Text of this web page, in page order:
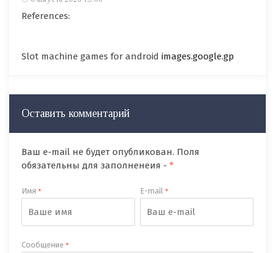
References:
Slot machine games for android images.google.gp
Оставить комментарий
Ваш e-mail не будет опубликован. Поля
обязательны для заполненеия - *
Имя * E-mail*
Сообщение *